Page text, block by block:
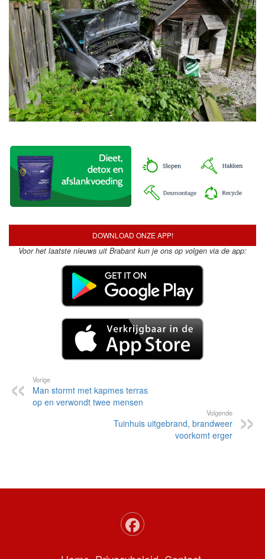
DOWNLOAD ONZE APP!
Voor het laatste nieuws uit Brabant kun je ons op volgen via de app:
Vorige
Man stormt met kapmes terras
op en verwondt twee mensen
Volgende
Tuinhuis uitgebrand, brandweer
voorkomt erger